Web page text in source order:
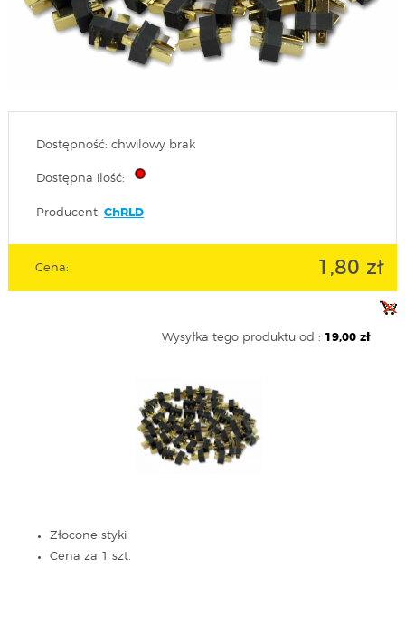
Dostępność: chwilowy brak
Dostępna ilość:
Producent: ChRLD
Cena: 1,80 zł
Wysyłka tego produktu od : 19,00 zł
Złocone styki
Cena za 1 szt.